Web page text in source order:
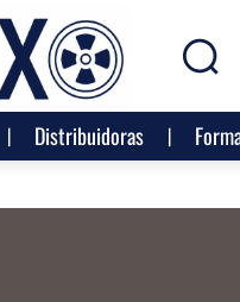
Distribuidoras